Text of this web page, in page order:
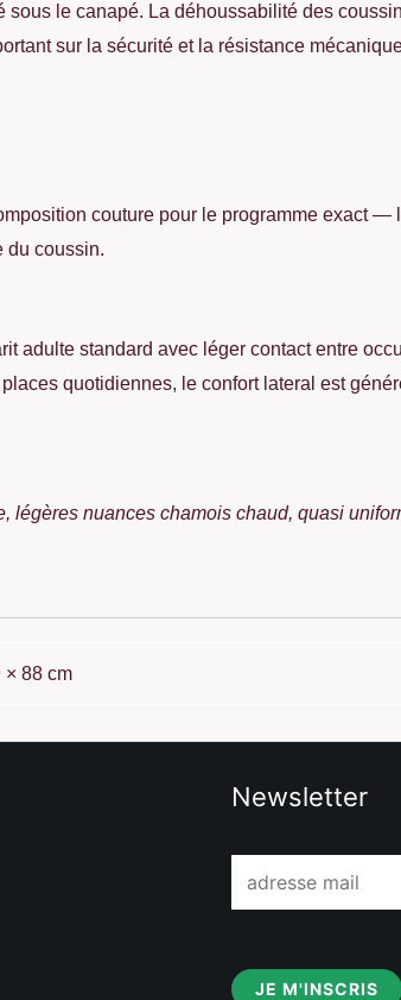
le canapé. La déhoussabilité des
sur la sécurité et la résistance
couture pour le programme exact
du coussin.
adulte standard avec léger contact entre
quotidiennes, le confort lateral est
nuances chamois chaud, quasi
× 88 cm
Newsletter
m
i
JE M'INSCRIS